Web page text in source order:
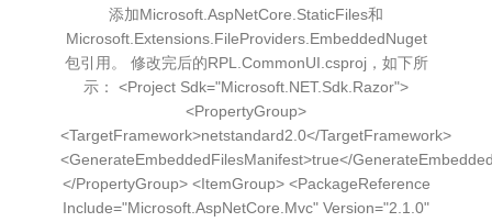
添加Microsoft.AspNetCore.StaticFiles和
Microsoft.Extensions.FileProviders.EmbeddedNuget
包引用。 修改完后的RPL.CommonUI.csproj，如下所
示： <Project Sdk="Microsoft.NET.Sdk.Razor">
<PropertyGroup>
<TargetFramework>netstandard2.0</TargetFramework>
<GenerateEmbeddedFilesManifest>true</
</PropertyGroup> <ItemGroup> <PackageReference
Include="Microsoft.AspNetCore.Mvc" Version="2.1.0"